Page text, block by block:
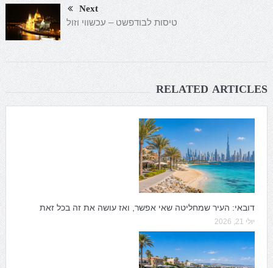
Next
טיסות לבודפשט – עכשווי וזול
RELATED ARTICLES
דובאי: העיר שמחליטה שאי אפשר, ואז עושה את זה בכל זאת
יולי 21, 2026